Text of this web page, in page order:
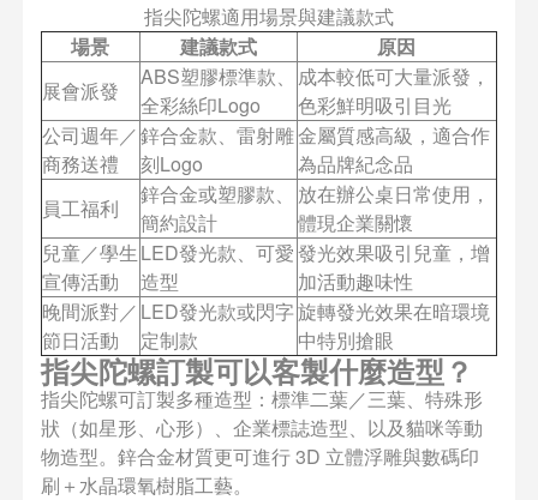
指尖陀螺適用場景與建議款式
場景
建議款式
原因
展會派發
ABS塑膠標準款、
全彩絲印Logo
成本較低可大量派發，
色彩鮮明吸引目光
公司週年／
商務送禮
鋅合金款、雷射雕
刻Logo
金屬質感高級，適合作
為品牌紀念品
員工福利
鋅合金或塑膠款、
簡約設計
放在辦公桌日常使用，
體現企業關懷
兒童／學生
宣傳活動
LED發光款、可愛
造型
發光效果吸引兒童，增
加活動趣味性
晚間派對／
節日活動
LED發光款或閃字
定制款
旋轉發光效果在暗環境
中特別搶眼
指尖陀螺訂製可以客製什麼造型？
指尖陀螺可訂製多種造型：標準二葉／三葉、特殊形
狀（如星形、心形）、企業標誌造型、以及貓咪等動
物造型。鋅合金材質更可進行 3D 立體浮雕與數碼印
刷＋水晶環氧樹脂工藝。